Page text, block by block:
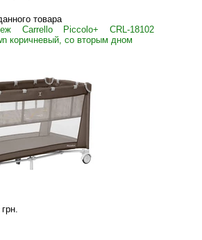
товара
Carrello Piccolo+ CRL-18102
коричневый, со вторым дном
.